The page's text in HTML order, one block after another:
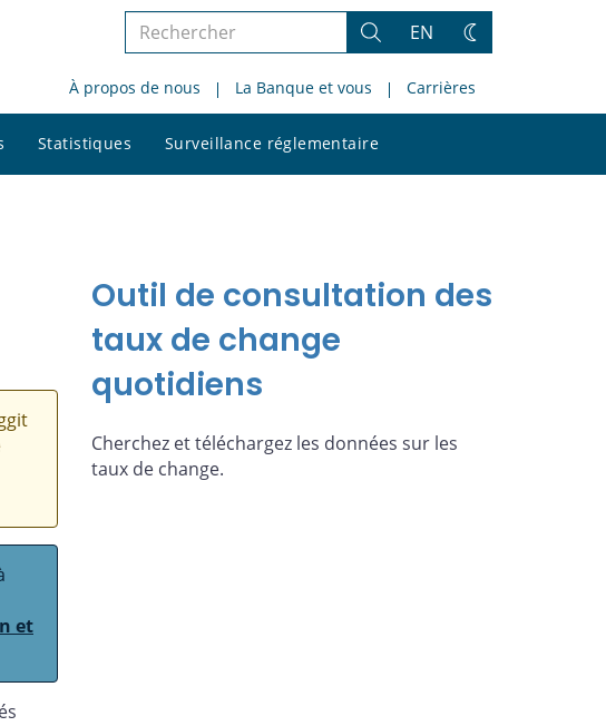
Rechercher
le
site
Rechercher
EN
Changez
thème
À propos de nous La Banque et vous Carrières
Statistiques Surveillance réglementaire
le
et
Outil de consultation des
taux de change
quotidiens
Cherchez et téléchargez les données sur les
taux de change.